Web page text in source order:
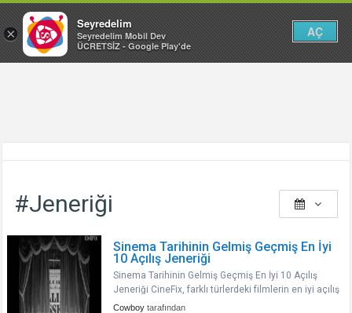
#Jeneriği
Sinema Tarihinin Gelmiş Geçmiş En İyi
10 Açılış Jeneriği
Sinema Tarihinin Gelmiş Geçmiş En İyi 10 Açılış
Jeneriği CineFix, farklı türlerdeki filmlerin en iyi açılış
jeneriklerini derledi...
Cowboy tarafından
×
Seyredelim
Seyredelim Mobil Dev
ÜCRETSİZ - Google Play'de
AÇ